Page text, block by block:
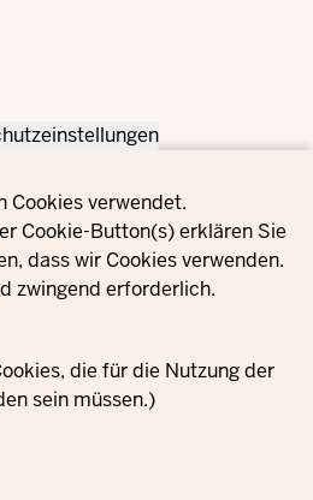
Cookies verwendet.
Cookie-Button(s) erklären Sie
dass wir Cookies verwenden.
zwingend erforderlich.
die für die Nutzung der
sein müssen.)